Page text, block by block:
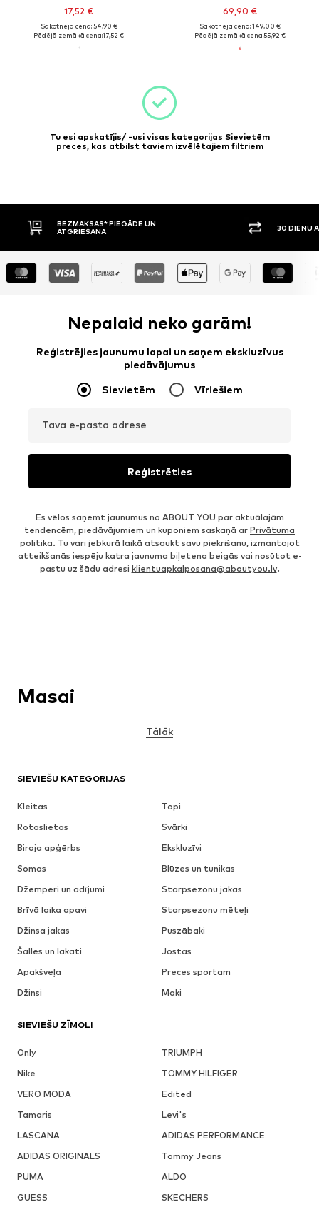
17,52 €
Sākotnējā cena: 54,90 €
Pēdējā zemākā cena:17,52 €
69,90 €
Sākotnējā cena: 149,00 €
Pēdējā zemākā cena:55,92 €
Tu esi apskatījis/ -usi visas kategorijas Sievietēm
preces, kas atbilst taviem izvēlētajiem filtriem
BEZMAKSAS* PIEGĀDE UN
ATGRIEŠANA
30 DIENU
Nepalaid neko garām!
Reģistrējies jaunumu lapai un saņem ekskluzīvus
piedāvājumus
Sievietēm Vīriešiem
Tava e-pasta adrese
Reģistrēties
Es vēlos saņemt jaunumus no ABOUT YOU par aktuālajām
tendencēm, piedāvājumiem un kuponiem saskaņā ar Privātuma
politika. Tu vari jebkurā laikā atsaukt savu piekrišanu, izmantojot
atteikšanās iespēju katra jaunuma biļetena beigās vai nosūtot e-
pastu uz šādu adresi klientuapkalposana@aboutyou.lv.
SIEVIEŠU KATEGORIJAS
Kleitas
Topi
Rotaslietas
Svārki
Biroja apģērbs
Ekskluzīvi
Somas
Blūzes un tunikas
Džemperi un adījumi
Starpsezonu jakas
Brīvā laika apavi
Starpsezonu mēteļi
Džinsa jakas
Puszābaki
Šalles un lakati
Jostas
Apakšveļa
Preces sportam
Džinsi
Maki
SIEVIEŠU ZĪMOLI
Only
TRIUMPH
Nike
TOMMY HILFIGER
VERO MODA
Edited
Tamaris
Levi's
LASCANA
ADIDAS PERFORMANCE
ADIDAS ORIGINALS
Tommy Jeans
PUMA
ALDO
GUESS
SKECHERS
Masai
Tālāk